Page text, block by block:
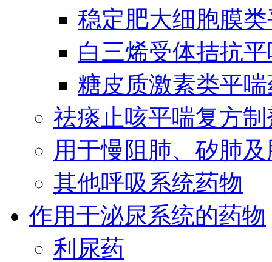
稳定肥大细胞膜
白三烯受体拮抗
糖皮质激素类平
祛痰止咳平喘复方制
用于慢阻肺、矽肺
其他呼吸系统药物
作用于泌尿系统的药物
利尿药